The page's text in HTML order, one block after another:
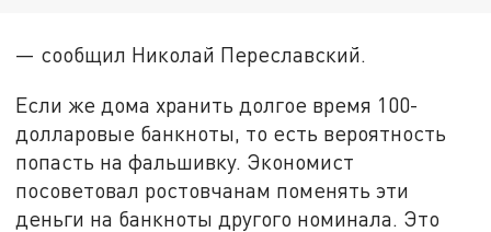
— сообщил Николай Переславский.
Если же дома хранить долгое время 100-
долларовые банкноты, то есть вероятность
попасть на фальшивку. Экономист
посоветовал ростовчанам поменять эти
деньги на банкноты другого номинала. Это